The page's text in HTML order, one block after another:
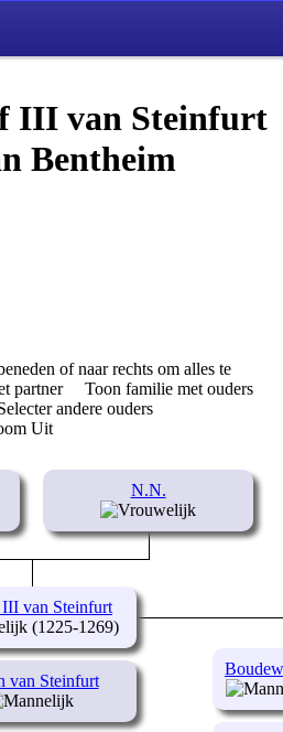
III van Steinfurt
Bentheim
of naar rechts om alles te
partner
Toon familie met ouders
andere ouders
N.N.
van Steinfurt
van Steinfurt
(1225-1269)